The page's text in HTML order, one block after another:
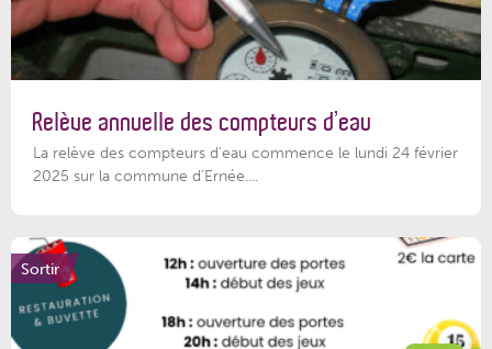
Relève annuelle des compteurs d’eau
La relève des compteurs d'eau commence le lundi 24 février
2025 sur la commune d’Ernée....
Sortir